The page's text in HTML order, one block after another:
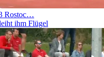
Rostoc…
ihm Flügel